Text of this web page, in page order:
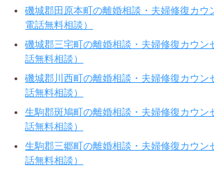
磯城郡田原本町の離婚相談・夫婦修復カウ
電話無料相談）
磯城郡三宅町の離婚相談・夫婦修復カウン
話無料相談）
磯城郡川西町の離婚相談・夫婦修復カウン
話無料相談）
生駒郡斑鳩町の離婚相談・夫婦修復カウン
話無料相談）
生駒郡三郷町の離婚相談・夫婦修復カウン
話無料相談）